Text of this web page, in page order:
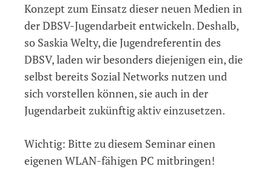
Konzept zum Einsatz dieser neuen Medien in
der DBSV-Jugendarbeit entwickeln. Deshalb,
so Saskia Welty, die Jugendreferentin des
DBSV, laden wir besonders diejenigen ein, die
selbst bereits Sozial Networks nutzen und
sich vorstellen können, sie auch in der
Jugendarbeit zukünftig aktiv einzusetzen.
Wichtig: Bitte zu diesem Seminar einen
eigenen WLAN-fähigen PC mitbringen!